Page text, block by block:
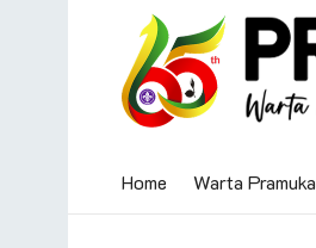
Home Warta Pramuka